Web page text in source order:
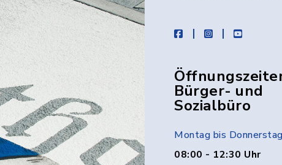
facebookinstagramyoutube
Bürger- und
Sozialbüro
Montag bis
08:00 - 12:30 Uhr